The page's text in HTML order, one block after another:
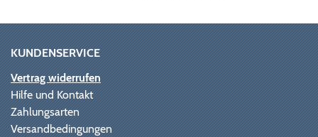
KUNDENSERVICE
Vertrag widerrufen
Hilfe und Kontakt
Zahlungsarten
Versandbedingungen